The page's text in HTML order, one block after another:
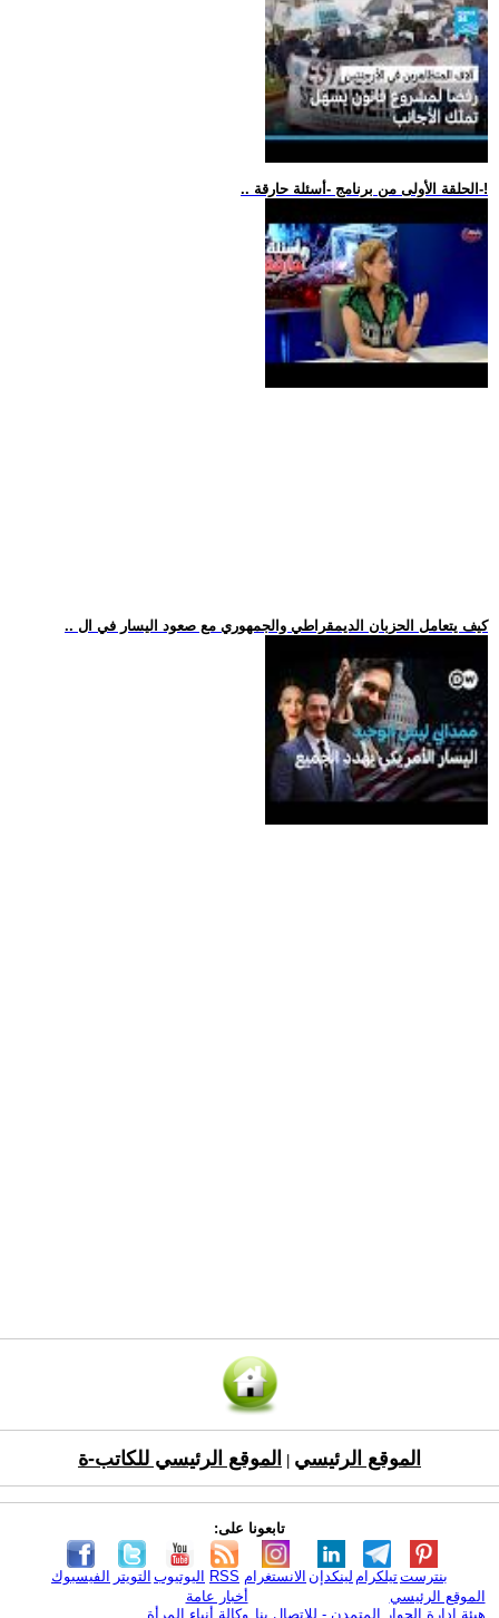
.. الحلقة الأولى من برنامج -أسئلة حارقة-!
.. كيف يتعامل الحزبان الديمقراطي والجمهوري مع صعود اليسار في ال
الموقع الرئيسي الموقع الرئيسي للكاتب-ة
تابعونا على:
الفيسبوك التويتر اليوتيوب RSS الانستغرام لينكدإن تيلكرامبنترست
الموقع الرئيسي
هيئة ادارة الحوار المتمدن - للإتصال بنا
أخبار عامة
وكالة أنباء المرأة